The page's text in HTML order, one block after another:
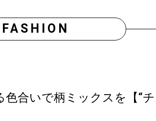
FASHION
合いで柄ミックスを【“